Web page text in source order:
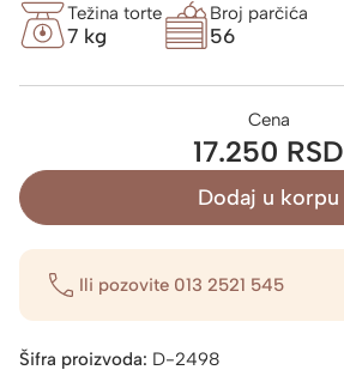
Težina torte
7 kg
Broj parčića
56
Cena
17.250 RSD
Dodaj u korpu
Ili pozovite 013 2521 545
Šifra proizvoda: D-2498